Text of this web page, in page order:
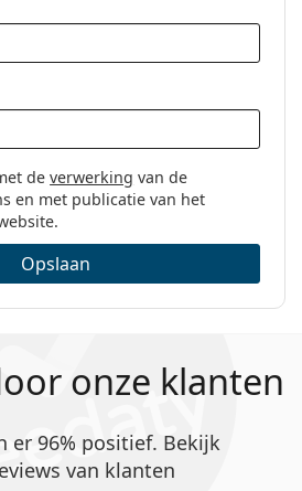
deverwerking van de
en met publicatie van het
Opslaan
onze klanten
er 96% positief. Bekijk
van klanten